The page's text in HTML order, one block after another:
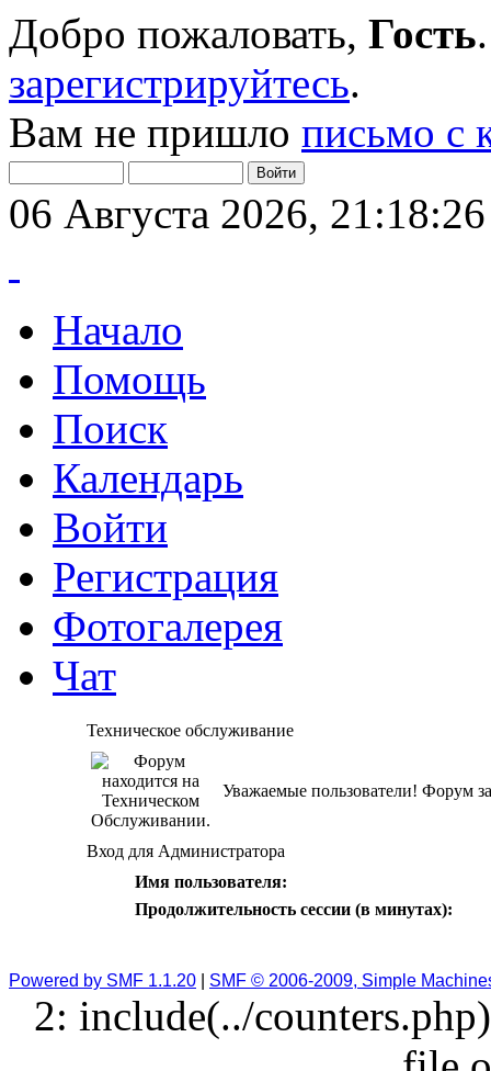
Добро пожаловать, Гость
зарегистрируйтесь.
Вам не пришло письмо с
06 Августа 2026, 21:18:26
Начало
Помощь
Поиск
Календарь
Войти
Регистрация
Фотогалерея
Чат
Техническое обслуживание
Уважаемые пользователи! Форум
Вход для Администратора
Имя пользователя:
Продолжительность сессии (в минутах):
Powered by SMF 1.1.20 SMF © 2006-2009, Simple
2: include(../